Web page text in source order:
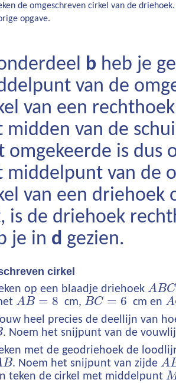
de omgeschreven cirkel van de
opgave.
b heb je
van de
van een
midden van de
omgekeerde is dus
middelpunt van de
van een driehoek
is de driehoek
je in d gezien.
cirkel
op een blaadje driehoek ABC
AB = 8 cm, BC = 6 cm en A
heel precies de deellijn van
. Noem het snijpunt van de
met de geodriehoek de
B. Noem het snijpunt van zijde A
teken de cirkel met middelpunt